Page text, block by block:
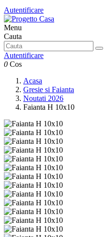
Autentificare
Menu
Cauta
Autentificare
0 Cos
Acasa
Gresie si Faianta
Noutati 2026
Faianta H 10x10